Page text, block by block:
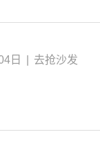
日 去抢沙发